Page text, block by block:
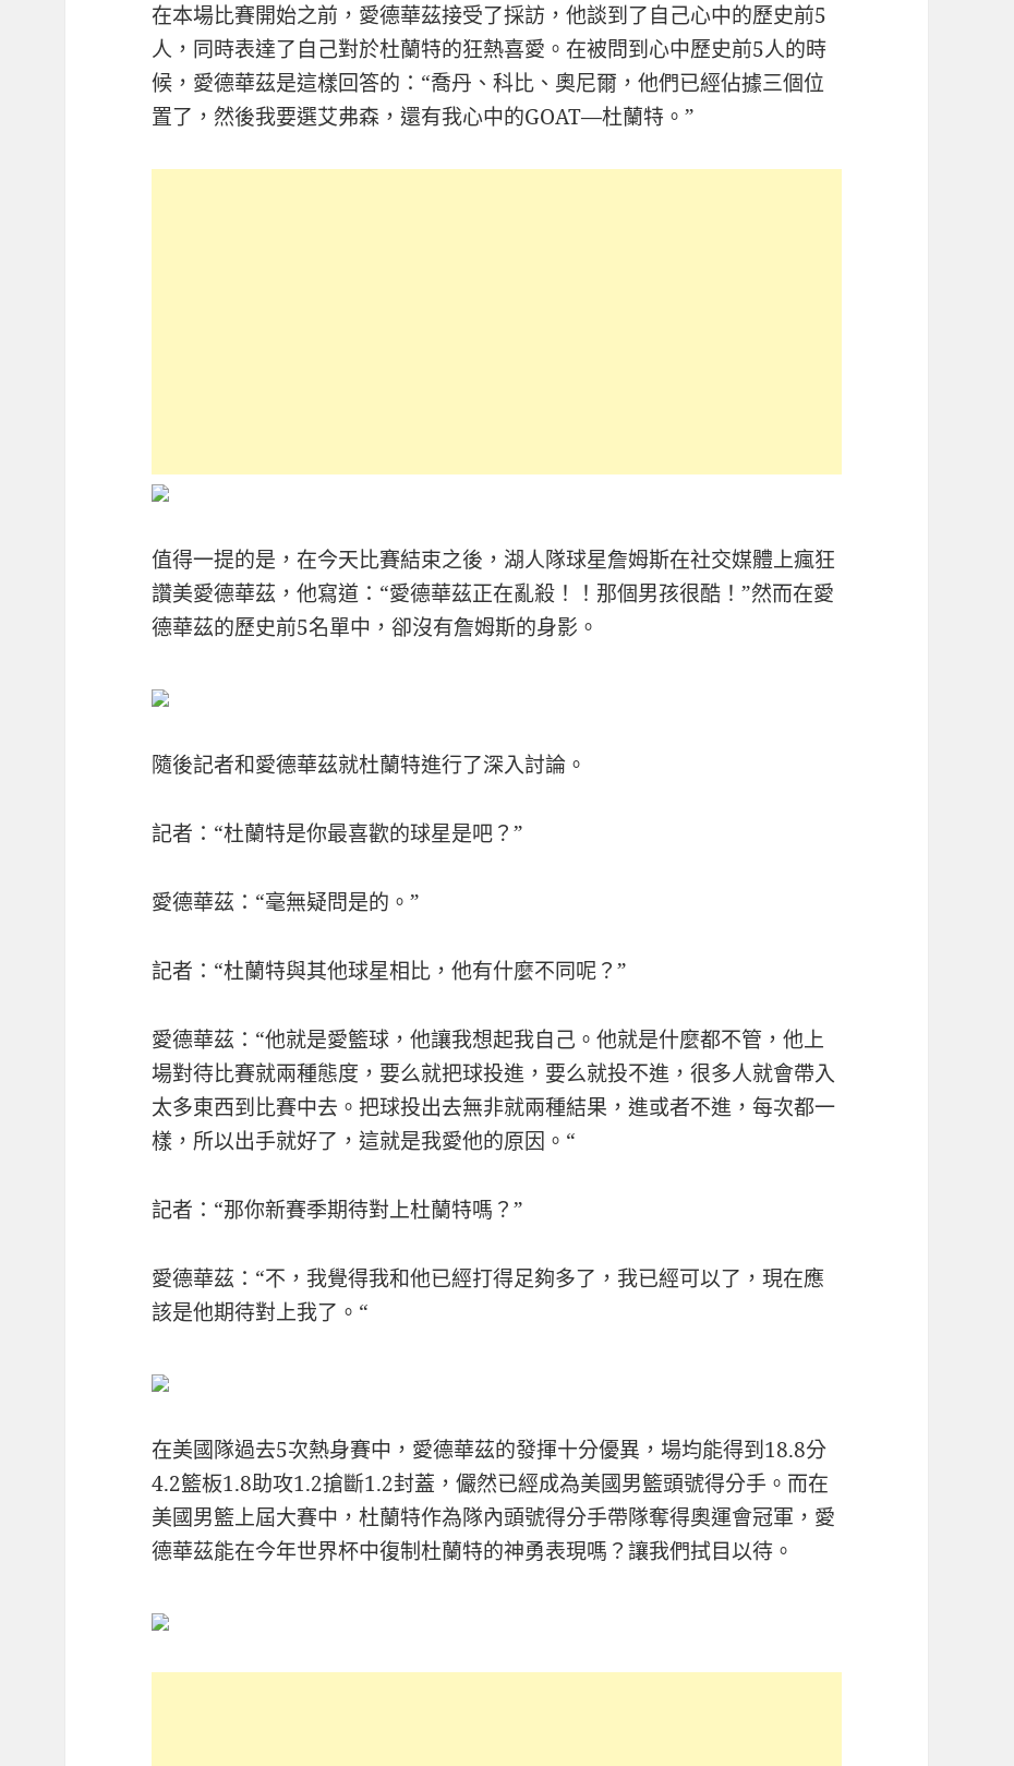
在本場比賽開始之前，愛德華茲接受了採訪，他談到了自己心中的歷史前5
人，同時表達了自己對於杜蘭特的狂熱喜愛。在被問到心中歷史前5人的時
候，愛德華茲是這樣回答的：“喬丹、科比、奧尼爾，他們已經佔據三個位
置了，然後我要選艾弗森，還有我心中的GOAT—杜蘭特。”
值得一提的是，在今天比賽結束之後，湖人隊球星詹姆斯在社交媒體上瘋狂
讚美愛德華茲，他寫道：“愛德華茲正在亂殺！！那個男孩很酷！”然而在愛
德華茲的歷史前5名單中，卻沒有詹姆斯的身影。
隨後記者和愛德華茲就杜蘭特進行了深入討論。
記者：“杜蘭特是你最喜歡的球星是吧？”
愛德華茲：“毫無疑問是的。”
記者：“杜蘭特與其他球星相比，他有什麼不同呢？”
愛德華茲：“他就是愛籃球，他讓我想起我自己。他就是什麼都不管，他上
場對待比賽就兩種態度，要么就把球投進，要么就投不進，很多人就會帶入
太多東西到比賽中去。把球投出去無非就兩種結果，進或者不進，每次都一
樣，所以出手就好了，這就是我愛他的原因。“
記者：“那你新賽季期待對上杜蘭特嗎？”
愛德華茲：“不，我覺得我和他已經打得足夠多了，我已經可以了，現在應
該是他期待對上我了。“
在美國隊過去5次熱身賽中，愛德華茲的發揮十分優異，場均能得到18.8分
4.2籃板1.8助攻1.2搶斷1.2封蓋，儼然已經成為美國男籃頭號得分手。而在
美國男籃上屆大賽中，杜蘭特作為隊內頭號得分手帶隊奪得奧運會冠軍，愛
德華茲能在今年世界杯中復制杜蘭特的神勇表現嗎？讓我們拭目以待。